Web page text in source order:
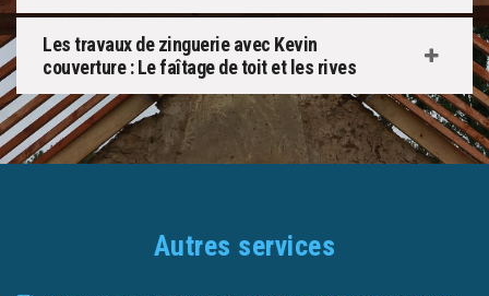
Les travaux de zinguerie avec Kevin
couverture : Le faîtage de toit et les rives
Autres services